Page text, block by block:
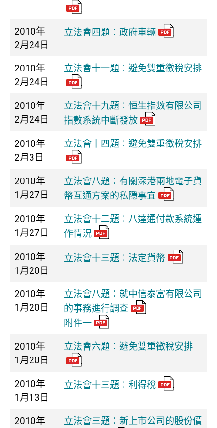
2010年
2月24日
立法會四題：政府車輛
2010年
2月24日
立法會十一題：避免雙重徵稅安排
2010年
2月24日
立法會十九題：恒生指數有限公司
指數系統中斷發放
2010年
2月3日
立法會十四題：避免雙重徵稅安排
2010年
1月27日
立法會八題：有關深港兩地電子貨
幣互通方案的私隱事宜
2010年
1月27日
立法會十二題：八達通付款系統運
作情況
2010年
1月20日
立法會十三題：法定貨幣
2010年
1月20日
立法會八題：就中信泰富有限公司
的事務進行調查
附件一
2010年
1月20日
立法會六題：避免雙重徵稅安排
2010年
1月13日
立法會十三題：利得稅
2010年
立法會三題：新上市公司的股份價